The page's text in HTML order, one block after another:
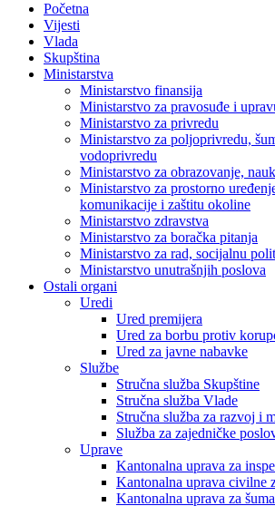
Početna
Vijesti
Vlada
Skupština
Ministarstva
Ministarstvo finansija
Ministarstvo za pravosuđe i
Ministarstvo za privredu
Ministarstvo za poljoprivredu,
vodoprivredu
Ministarstvo za obrazovanje,
Ministarstvo za prostorno
komunikacije i zaštitu okoline
Ministarstvo zdravstva
Ministarstvo za boračka pitanja
Ministarstvo za rad, socijalnu
Ministarstvo unutrašnjih poslova
Ostali organi
Uredi
Ured premijera
Ured za borbu protiv
Ured za javne nabavke
Službe
Stručna služba Skupštine
Stručna služba Vlade
Stručna služba za razvoj i
Služba za zajedničke
Uprave
Kantonalna uprava za
Kantonalna uprava civilne
Kantonalna uprava za